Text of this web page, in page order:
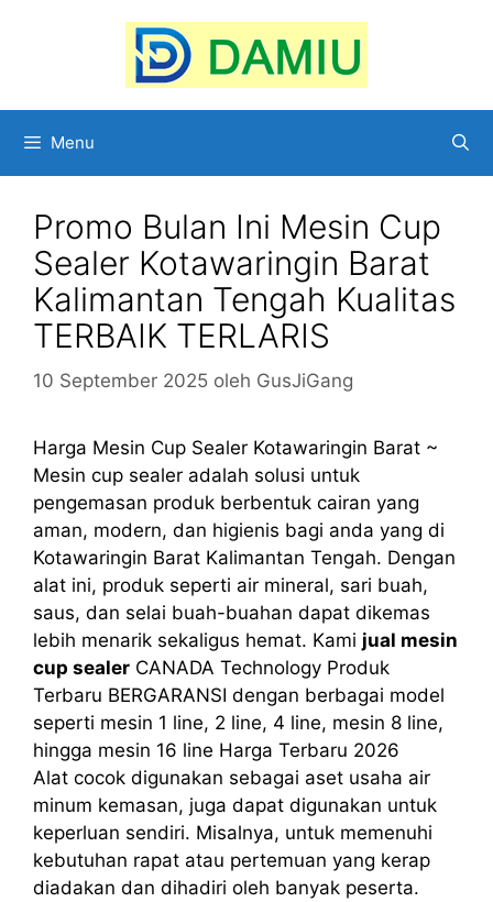
Menu
Promo Bulan Ini Mesin Cup
Sealer Kotawaringin Barat
Kalimantan Tengah Kualitas
TERBAIK TERLARIS
10 September 2025 oleh GusJiGang
Harga Mesin Cup Sealer Kotawaringin Barat ~
Mesin cup sealer adalah solusi untuk
pengemasan produk berbentuk cairan yang
aman, modern, dan higienis bagi anda yang di
Kotawaringin Barat Kalimantan Tengah. Dengan
alat ini, produk seperti air mineral, sari buah,
saus, dan selai buah-buahan dapat dikemas
lebih menarik sekaligus hemat. Kami jual mesin
cup sealer CANADA Technology Produk
Terbaru BERGARANSI dengan berbagai model
seperti mesin 1 line, 2 line, 4 line, mesin 8 line,
hingga mesin 16 line Harga Terbaru 2026
Alat cocok digunakan sebagai aset usaha air
minum kemasan, juga dapat digunakan untuk
keperluan sendiri. Misalnya, untuk memenuhi
kebutuhan rapat atau pertemuan yang kerap
diadakan dan dihadiri oleh banyak peserta.